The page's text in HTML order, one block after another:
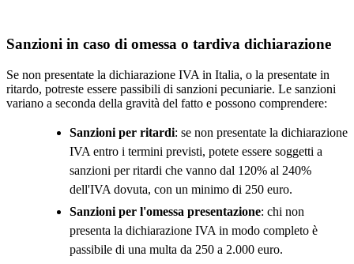
Sanzioni in caso di omessa o tardiva dichiarazione
Se non presentate la dichiarazione IVA in Italia, o la presentate in
ritardo, potreste essere passibili di sanzioni pecuniarie. Le sanzioni
variano a seconda della gravità del fatto e possono comprendere:
Sanzioni per ritardi: se non presentate la dichiarazione
IVA entro i termini previsti, potete essere soggetti a
sanzioni per ritardi che vanno dal 120% al 240%
dell'IVA dovuta, con un minimo di 250 euro.
Sanzioni per l'omessa presentazione: chi non
presenta la dichiarazione IVA in modo completo è
passibile di una multa da 250 a 2.000 euro.